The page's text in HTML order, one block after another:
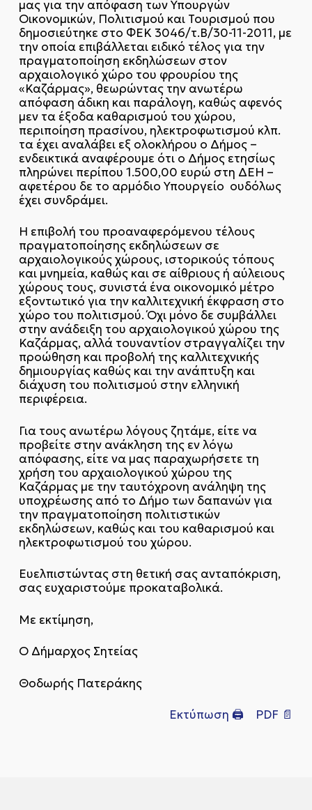
μας για την απόφαση των Υπουργών
Οικονομικών, Πολιτισμού και Τουρισμού που
δημοσιεύτηκε στο ΦΕΚ 3046/τ.Β΄/30-11-2011, με
την οποία επιβάλλεται ειδικό τέλος για την
πραγματοποίηση εκδηλώσεων στον
αρχαιολογικό χώρο του φρουρίου της
«Καζάρμας», θεωρώντας την ανωτέρω
απόφαση άδικη και παράλογη, καθώς αφενός
μεν τα έξοδα καθαρισμού του χώρου,
περιποίηση πρασίνου, ηλεκτροφωτισμού κλπ.
τα έχει αναλάβει εξ ολοκλήρου ο Δήμος –
ενδεικτικά αναφέρουμε ότι ο Δήμος ετησίως
πληρώνει περίπου 1.500,00 ευρώ στη ΔΕΗ –
αφετέρου δε το αρμόδιο Υπουργείο ουδόλως
έχει συνδράμει.
Η επιβολή του προαναφερόμενου τέλους
πραγματοποίησης εκδηλώσεων σε
αρχαιολογικούς χώρους, ιστορικούς τόπους
και μνημεία, καθώς και σε αίθριους ή αύλειους
χώρους τους, συνιστά ένα οικονομικό μέτρο
εξοντωτικό για την καλλιτεχνική έκφραση στο
χώρο του πολιτισμού. Όχι μόνο δε συμβάλλει
στην ανάδειξη του αρχαιολογικού χώρου της
Καζάρμας, αλλά τουναντίον στραγγαλίζει την
προώθηση και προβολή της καλλιτεχνικής
δημιουργίας καθώς και την ανάπτυξη και
διάχυση του πολιτισμού στην ελληνική
περιφέρεια.
Για τους ανωτέρω λόγους ζητάμε, είτε να
προβείτε στην ανάκληση της εν λόγω
απόφασης, είτε να μας παραχωρήσετε τη
χρήση του αρχαιολογικού χώρου της
Καζάρμας με την ταυτόχρονη ανάληψη της
υποχρέωσης από το Δήμο των δαπανών για
την πραγματοποίηση πολιτιστικών
εκδηλώσεων, καθώς και του καθαρισμού και
ηλεκτροφωτισμού του χώρου.
Ευελπιστώντας στη θετική σας ανταπόκριση,
σας ευχαριστούμε προκαταβολικά.
Με εκτίμηση,
Ο Δήμαρχος Σητείας
Θοδωρής Πατεράκης
Εκτύπωση 🖨 PDF 📄